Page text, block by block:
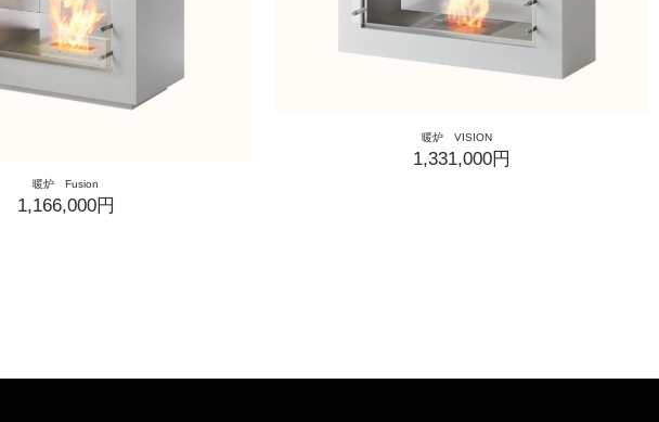
暖炉 Fusion
1,166,000円
暖炉 VISION
1,331,000円